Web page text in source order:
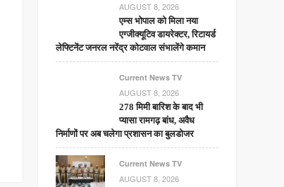
AUGUST 8, 2026
एम्स भोपाल को मिला नया
एग्जीक्यूटिव डायरेक्टर, रिटायर्ड
लेफ्टिनेंट जनरल नरेंद्र कोटवाल संभालेंगे कमान
Current News TV
AUGUST 8, 2026
278 मिमी बारिश के बाद भी
प्यासा रामगढ़ बांध, अवैध
निर्माणों पर अब चलेगा प्रशासन का बुलडोजर
Current News TV
AUGUST 8, 2026